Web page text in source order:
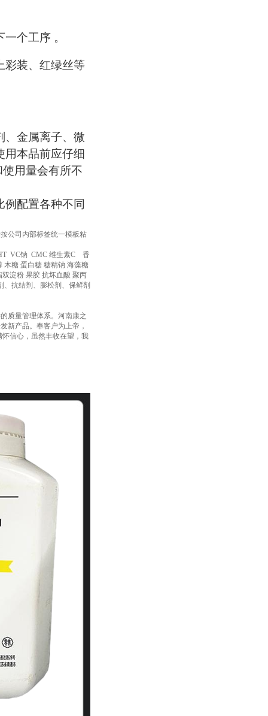
个工序 。
彩装、红绿丝等
、金属离子、微
用本品前应仔细
用量会有所不
例配置各种不同
公司内部标签统一模板粘
VC钠 CMC 维生素C 香
木糖 蛋白糖 糖精钠 海藻糖
淀粉 果胶 抗坏血酸 聚丙
抗结剂、膨松剂、保鲜剂
质量管理体系。河南康之
新产品。奉客户为上帝，
信心，虽然丰收在望，我